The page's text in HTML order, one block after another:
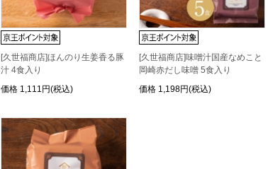
[久世福商店]ほんのり生姜香る豚
汁 4食入り
価格 1,111円(税込)
[久世福商店]味噌汁国産なめこと
岡崎赤だし味噌 5食入り
価格 1,198円(税込)